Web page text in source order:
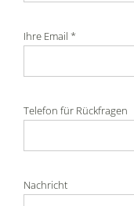
Ihre Email *
Telefon für Rückfragen
Nachricht